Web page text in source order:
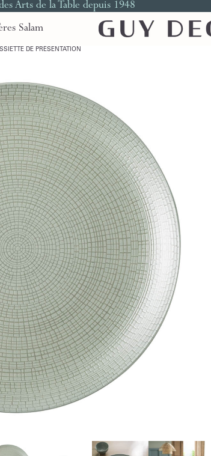
Arts de la Table depuis 1948
Salam
DE PRÉSENTATION